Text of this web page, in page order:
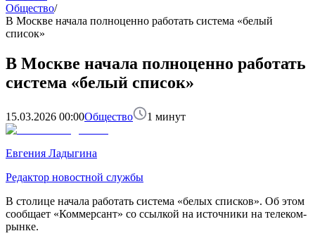
Общество/
В Москве начала полноценно работать система «белый
список»
В Москве начала полноценно работать
система «белый список»
15.03.2026 00:00Общество 1 минут
Евгения Ладыгина
Редактор новостной службы
В столице начала работать система «белых списков». Об этом
сообщает «Коммерсант» со ссылкой на источники на телеком-
рынке.